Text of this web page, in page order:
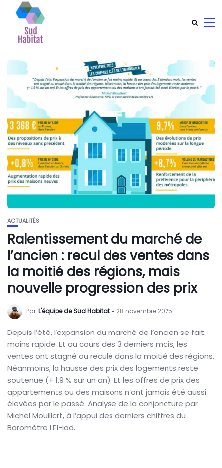
ACTUALITÉS
Ralentissement du marché de
l’ancien : recul des ventes dans
la moitié des régions, mais
nouvelle progression des prix
Par L'équipe de Sud Habitat 28 novembre 2025
Depuis l’été, l’expansion du marché de l’ancien se fait
moins rapide. Et au cours des 3 derniers mois, les
ventes ont stagné ou reculé dans la moitié des régions.
Néanmoins, la hausse des prix des logements reste
soutenue (+ 1.9 % sur un an). Et les offres de prix des
appartements ou des maisons n’ont jamais été aussi
élevées par le passé. Analyse de la conjoncture par
Michel Mouillart, à l’appui des derniers chiffres du
Baromètre LPI-iad.